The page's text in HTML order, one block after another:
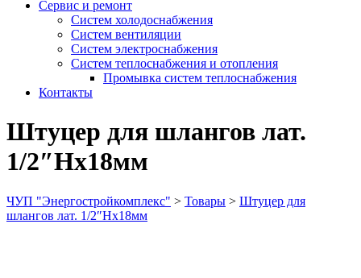
Сервис и ремонт
Систем холодоснабжения
Систем вентиляции
Систем электроснабжения
Систем теплоснабжения и отопления
Промывка систем теплоснабжения
Контакты
Штуцер для шлангов лат.
1/2″Нх18мм
ЧУП "Энергостройкомплекс" > Товары > Штуцер для
шлангов лат. 1/2″Нх18мм